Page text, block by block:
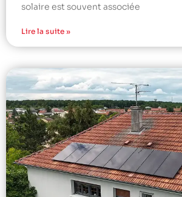
solaire est souvent associée
Lire la suite »